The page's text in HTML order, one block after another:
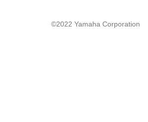
©2022 Yamaha Corporation